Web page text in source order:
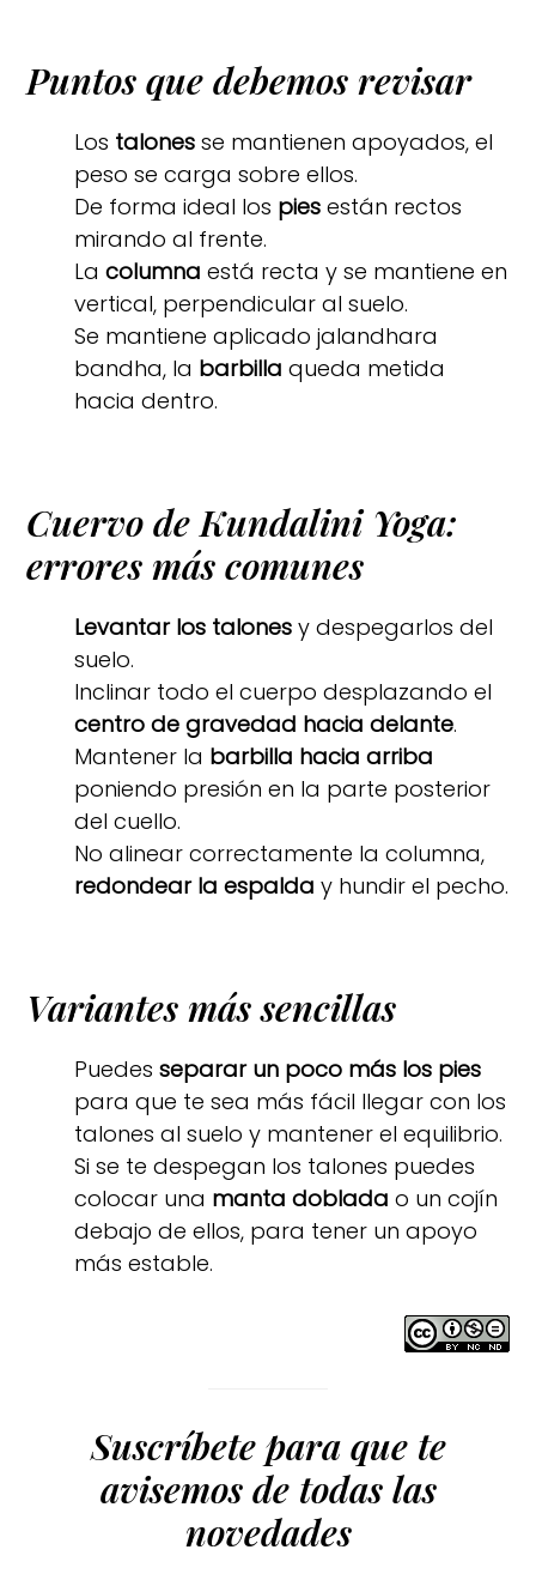
Puntos que debemos revisar
Los talones se mantienen apoyados, el
peso se carga sobre ellos.
De forma ideal los pies están rectos
mirando al frente.
Lacolumna está recta y se mantiene en
vertical, perpendicular al suelo.
Se mantiene aplicado jalandhara
bandha, la barbilla queda metida
hacia dentro.
Cuervo de Kundalini Yoga:
errores más comunes
Levantar los talones y despegarlos del
suelo.
Inclinar todo el cuerpo desplazando el
centro de gravedad hacia delante.
Mantener la barbilla hacia arriba
poniendo presión en la parte posterior
del cuello.
No alinear correctamente la columna,
redondear la espalda y hundir el pecho.
Variantes más sencillas
Puedesseparar un poco más los pies
para que te sea más fácil llegar con los
talones al suelo y mantener el equilibrio.
Si se te despegan los talones puedes
colocar una manta doblada o un cojín
debajo de ellos, para tener un apoyo
más estable.
Suscríbete para que te
avisemos de todas las
novedades